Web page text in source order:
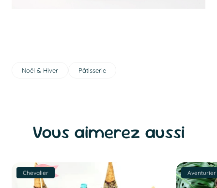
Noël & Hiver Pâtisserie
Vous aimerez aussi
Chevalier Aventurier